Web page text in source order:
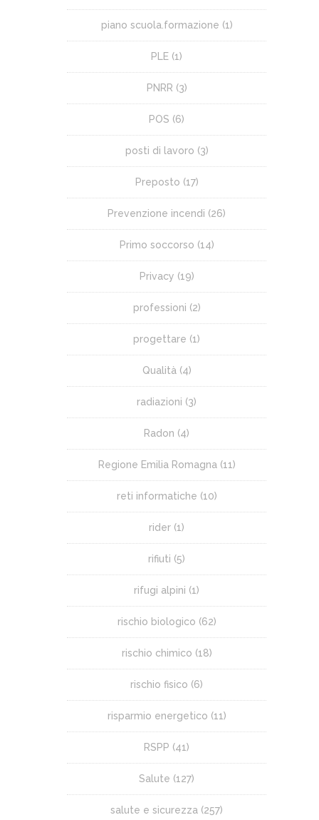
piano scuola.formazione (1)
PLE (1)
PNRR (3)
POS (6)
posti di lavoro (3)
Preposto (17)
Prevenzione incendi (26)
Primo soccorso (14)
Privacy (19)
professioni (2)
progettare (1)
Qualità (4)
radiazioni (3)
Radon (4)
Regione Emilia Romagna (11)
reti informatiche (10)
rider (1)
rifiuti (5)
rifugi alpini (1)
rischio biologico (62)
rischio chimico (18)
rischio fisico (6)
risparmio energetico (11)
RSPP (41)
Salute (127)
salute e sicurezza (257)